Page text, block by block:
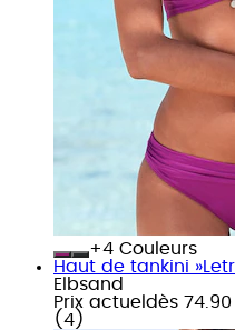
+
Couleurs
Haut de tankini
Elbsand
Prix actuel dès 74.90
( 4 )